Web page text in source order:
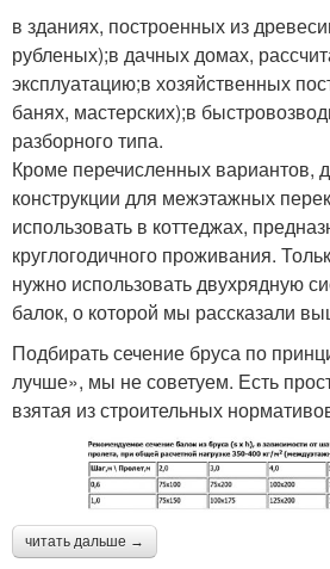
в зданиях, построенных из
рубленых);в дачных домах,
эксплуатацию;в хозяйственных
банях, мастерских);в
разборного типа.
Кроме перечисленных вариантов,
конструкции для межэтажных
использовать в коттеджах,
круглогодичного проживания.
нужно использовать двухрядную
балок, о которой мы рассказали
Подбирать сечение бруса по
лучше», мы не советуем. Есть
взятая из строительных
читать дальше →